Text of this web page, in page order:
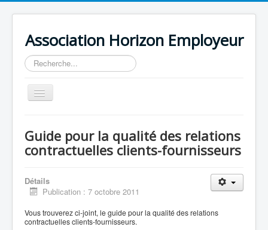
Association Horizon Employeur
Rechercher
Basculer
la
L'association
Agenda
Guide pour la qualité des relations
contractuelles clients-fournisseurs
Détails
Publication : 7 octobre 2011
Vous trouverez ci-joint, le guide pour la qualité des relations
contractuelles clients-fournisseurs.